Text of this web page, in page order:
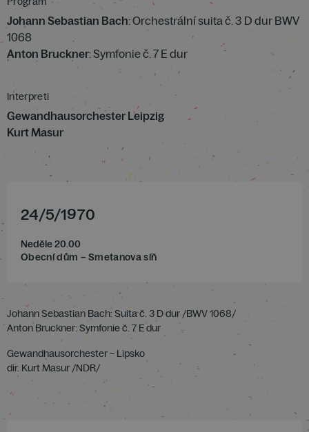
Johann Sebastian Bach: Orchestrální suita č. 3 D dur BWV
1068
Anton Bruckner: Symfonie č. 7 E dur
Interpreti
Gewandhausorchester Leipzig
Kurt Masur
24/5/1970
Neděle 20.00
Obecní dům – Smetanova síň
Johann Sebastian Bach: Suita č. 3 D dur /BWV 1068/
Anton Bruckner: Symfonie č. 7 E dur
Gewandhausorchester – Lipsko
dir. Kurt Masur /NDR/